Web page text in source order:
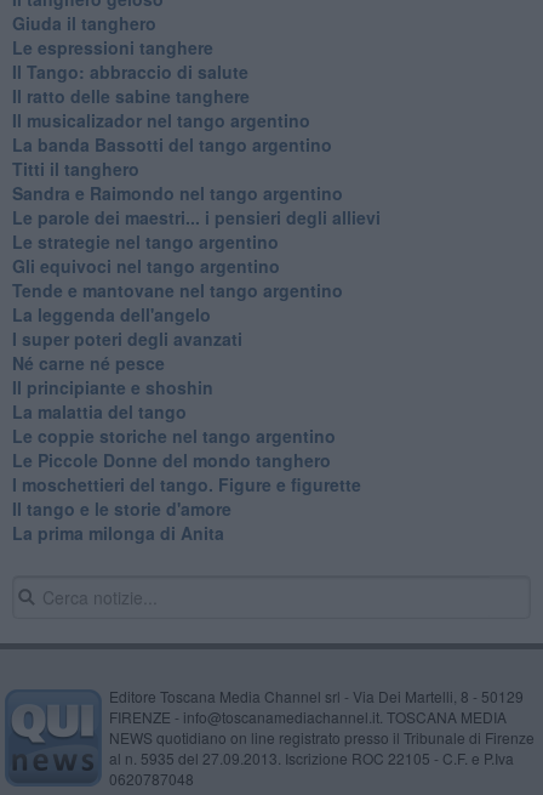
Giuda il tanghero
Le espressioni tanghere
Il Tango: abbraccio di salute
Il ratto delle sabine tanghere
Il musicalizador nel tango argentino
La banda Bassotti del tango argentino
Titti il tanghero
Sandra e Raimondo nel tango argentino
Le parole dei maestri... i pensieri degli allievi
Le strategie nel tango argentino
Gli equivoci nel tango argentino
Tende e mantovane nel tango argentino
La leggenda dell'angelo
I super poteri degli avanzati
​Né carne né pesce
Il principiante e shoshin
La malattia del tango
Le coppie storiche nel tango argentino
​Le Piccole Donne del mondo tanghero
I moschettieri del tango. Figure e figurette
Il tango e le storie d'amore
​La prima milonga di Anita
Editore Toscana Media Channel srl - Via Dei Martelli, 8 - 50129
FIRENZE - info@toscanamediachannel.it. TOSCANA MEDIA
NEWS quotidiano on line registrato presso il Tribunale di Firenze
al n. 5935 del 27.09.2013. Iscrizione ROC 22105 - C.F. e P.Iva
0620787048